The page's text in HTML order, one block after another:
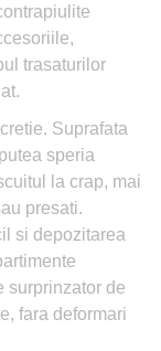
trasaturilor
Suprafata
speria
la crap, mai
presati.
si depozitarea
surprinzator de
fara deformari